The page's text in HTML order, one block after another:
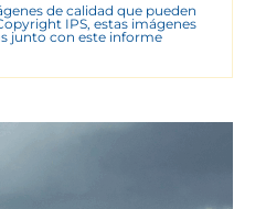
de calidad que pueden
IPS, estas imágenes
junto con este informe